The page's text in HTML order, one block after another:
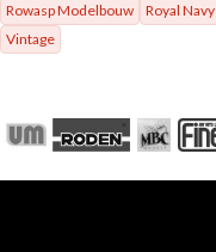
Rowasp Modelbouw
Royal Navy
Vintage